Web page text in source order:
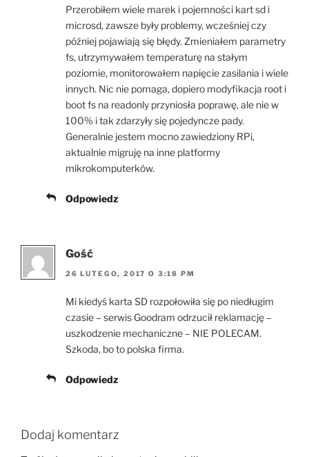
Przerobiłem wiele marek i pojemności kart sd i
microsd, zawsze były problemy, wcześniej czy
później pojawiają się błędy. Zmieniałem parametry
fs, utrzymywałem temperaturę na stałym
poziomie, monitorowałem napięcie zasilania i wiele
innych. Nic nie pomaga, dopiero modyfikacja root i
boot fs na readonly przyniosła poprawę, ale nie w
100% i tak zdarzyły się pojedyncze pady.
Generalnie jestem mocno zawiedziony RPi,
aktualnie migruję na inne platformy
mikrokomputerków.
Odpowiedz
Gość
26 LUTEGO, 2017 O 3:18 PM
Mi kiedyś karta SD rozpołowiła się po niedługim
czasie – serwis Goodram odrzucił reklamację –
uszkodzenie mechaniczne – NIE POLECAM.
Szkoda, bo to polska firma.
Odpowiedz
Dodaj komentarz